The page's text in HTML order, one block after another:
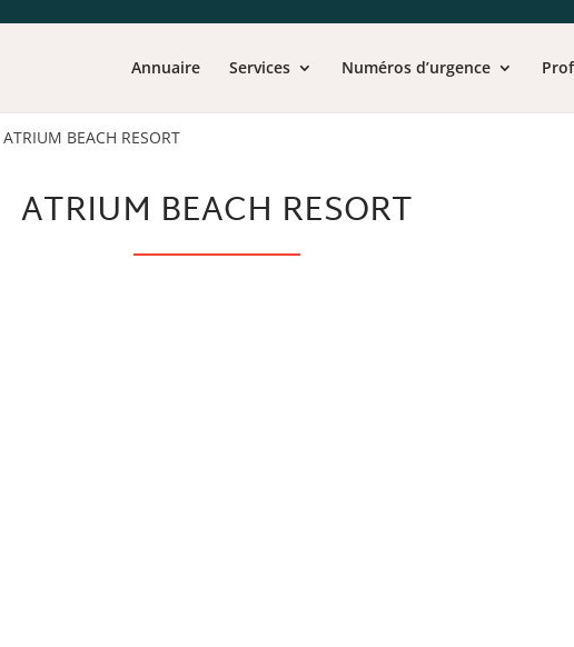
Annuaire Services Numéros d’urgence
ATRIUM BEACH RESORT
ATRIUM BEACH RESORT